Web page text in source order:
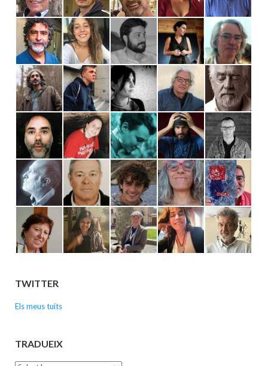
TWITTER
Els meus tuits
TRADUEIX